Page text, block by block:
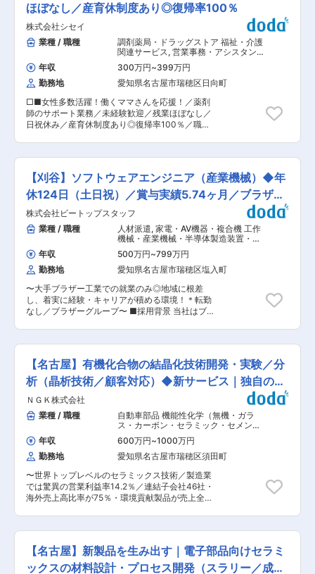
器を開発し高いシェアを獲得しています。 変更の
範囲：会社の定める業務
でフラットな社風、実際に裁量権を持って業務に
関われている証拠と言えます。 <グローバル展開
> 100年の歴史の中、情報通信機器から産業機
器、工作機械に至るまで幅広く事業を展開。海外
生産比率は90％、海外売上比率は80％にのぼり“
brother ”の名は世界的ブランド力を有していま
す。 <確かな技術力> 産業・工作機械分野では世
界的に高シェアを誇る製品を多数開発しており、
精密制御による機敏な動作が強み。「機器サイズ
を絞り開発資源を集中」し「機電一体開発」をす
ることで、一貫してNC装置の自社開発に拘り、
を獲得しています。 変更の範囲：会社の定める業
務
（材質・厚み・サイズ）の発注業務／生産計画や
在庫状況、設備稼働状況、客先からの注文変動を
加味した資材手配 ・納品、仕入データの確認、入
力／工場各工程との連携による仕掛品の把握と生
産支援／生産部門と連携した在庫適正化と発注の
最適化 ■本ポジションについて： ・資材が欠け
れば生産ラインが止まり、供給遅延につながるた
め、タイミングと精度、社内各部署との綿密なコ
ミュニケーションと状況を先読みする力が求めら
れる業務です。 ・フォークリフト免許のある方で
あれば材料を運ぶことなど現場の補助をお願いす
ることがございます。 ■入社時について： ・同
ポジションは現在スタッフ1名（60代）が担当し
番などから丁寧に教えます。 ・工場が隣接してい
ますので、PC作業だけでなく、実際に工場へ足
を運び、現物を確認することも大切です。70年の
歴史で培った技術力と信頼ある顧客基盤を持つ老
舗メーカーで生産現場を支える重要なポジション
として、安定したキャリアを築いていただけま
係部品（ドアロックベース、ブラケット、ストラ
イカ等）自動車メカトロニクス用部品（ECU、セ
ンサ、アクチュエータ等関連部品）自動車シート
関係部品（シートフレーム、バーチカルギヤ等）
家庭用産業機器部品（編機、ミシン等関連部品）
等です。 ・自動車のドアロックやシート関連部
めの部品を多品種小ロットで高精度な機能部品の
製造をおこなっています。 変更の範囲：会社の定
ほぼなし／産育休制度あり◎復帰率100％
株式会社シセイ
業種 / 職種
調剤薬局・ドラッグストア 福祉・介護
関連サービス, 営業事務・アシスタント
一般事務・アシスタント
年収 300万円~399万円
勤務地
愛知県名古屋市瑞穂区日向町
□■女性多数活躍！働くママさんを応援！／薬剤
師のサポート業務／未経験歓迎／残業ほぼなし／
日祝休み／産育休制度あり◎復帰率100％／職場
師サポート職の募集を行います。入社後、所属店
舗に配属されOJTで業務を覚えていただきます。
※希望の店舗で配属が可能です。 ▼具体的には…
（1）受付：処方箋を受け取り、内容を確認。初
めての患者様には必要書類の記入を依頼し、情報
システムに登録 （2）保険請求業務：患者様の保
険情報を確認し、保険請求の手続きを行います。
レセプトの作成・送信業務 （3）調剤補助：薬の
ピッキング・ラベル張り・薬袋の準備・在庫管
理・発注業務 （4）会計：患者様へ保険適用後の
金額をお知らせし、服用方法や注意点の確認 ■業
務の特徴： ◇1日50名程の患者様のご対応があり
ます。電話での患者様からの相談や、老人ホーム
からの薬の依頼にも対応し、6名〜15名の店舗ス
タッフと協力しながらこなします。 ◇個人の患者
様や老人ホームへ薬を届けるために車で訪問をす
業務は終わりますので残業はほとんどありませ
ん。年末年始などの長期休み前が繁忙期となりま
すが、残業は増えても2〜3時間程度です。 ■女
性の働きやすさ◎： 現在40名の女性の調剤事務
スタッフが当社で活躍しています。各店舗、互い
に協力しながら希望休を調整するなどしており、
関係性も良好です。 ・産育休制度も整っており、
復帰率も100％ ■キャリアアップ： 調剤事務とし
ての一連の流れを習得した後は、後輩育成にも携
わっていただき、将来の幹部候補として活躍して
いただきたいです。まずは、2年程度での事務主
任への昇格を目指し、その1年後には事務統括と
して、店舗スタッフの取りまとめをお願いしま
括への昇格も可能です。 ▼将来的に挑戦できる業
務 ・店舗実績の管理やスタッフの面談・人事評
用面接にも同席し、組織拡大に尽力していただき
たいです〜 変更の範囲：会社の定める業務
【刈谷】ソフトウェアエンジニア（産業機械）◆年
休124日（土日祝）／賞与実績5.74ヶ月／ブラザー
G
株式会社ビートップスタッフ
業種 / 職種
人材派遣, 家電・AV機器・複合機 工作
機械・産業機械・半導体製造装置・産
業用ロボット
年収 500万円~799万円
勤務地
愛知県名古屋市瑞穂区塩入町
〜大手ブラザー工業での就業のみ◎地域に根差
し、着実に経験・キャリアが積める環境！＊転勤
なし／ブラザーグループ〜 ■採用背景 当社はブ
す。福利厚生も充実しており、有休消化率も95％
以上と社員が働きやすい環境です。本ポジション
においては基本的にはブラザー工業株式会社への
派遣・委託された業務の請負になります。ブラザ
ー工業のグループ会社であり当社への評価と期待
も高くブラザー工業からのニーズに供給が追い付
いていない状況で今回は増員での採用を行ってお
ります。 ■職務内容 当社グループ会社のブラザ
ー工業にて、ソフトウェアエンジニアとして産業
機器製品の開発をお願いします。具体的には、メ
カ・ハード制御、パネルと本体の通信制御です。
・担当工程：ドキュメント作成・管理、アルゴリ
ズム検討、基本設計・詳細設計、プログラミン
グ、単体テスト、デバッグ・バグ修正、結合統合
テスト、テスト項目作成、テスト項目書修正、運
用保守 ・言語：C、C＋＋ ・OS：Windows、
る範囲 ■働きやすさ 働きやすい環境づくりに力
を入れており、経済産業省の健康経営優良法人に
も認定されております。 ◎転勤なし！ブラザーグ
【名古屋】有機化合物の結晶化技術開発・実験／分
析（晶析技術／顧客対応）◆新サービス｜独自の結
晶化技術
ＮＧＫ株式会社
業種 / 職種
自動車部品 機能性化学（無機・ガラ
ス・カーボン・セラミック・セメン
ト・窯業） 基礎・応用研究（有機）
分析・解析・測定・各種評価試験（化
学）
年収 600万円~1000万円
勤務地
愛知県名古屋市瑞穂区須田町
〜世界トップレベルのセラミックス技術／製造業
では驚異の営業利益率14.2％／連結子会社46社・
海外売上高比率が75％・環境貢献製品が売上全体
独自の赤外線波長制御技術に着目した新たな晶析
法を開発し、2024年3月より有機化合物の結晶化
探索サービスを開始しました。同一の化合物であ
っても、結晶形の違いによって溶解性などの物性
【名古屋】新製品を生み出す｜電子部品向けセラミ
ックスの材料設計・プロセス開発（スラリー／成膜